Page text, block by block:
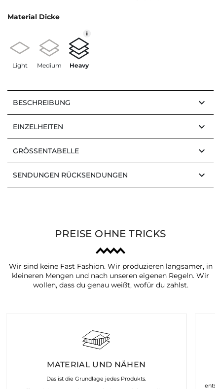
Material Dicke
Light Medium Heavy
BESCHREIBUNG keyboard_arrow_down
EINZELHEITEN keyboard_arrow_down
GRÖSSENTABELLE keyboard_arrow_down
SENDUNGEN RÜCKSENDUNGEN keyboard_arrow_down
PREISE OHNE TRICKS
Wir sind keine Fast Fashion. Wir produzieren langsamer, in
kleineren Mengen und nach unseren eigenen Regeln. Wir
wollen, dass du genau weißt, wofür du zahlst.
MATERIAL UND NÄHEN
Das ist die Grundlage jedes Produkts.